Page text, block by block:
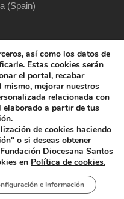
(Spain)
DIOCESANA
RIGHT RESERVED
AVISO LEGAL
POLÍTICA EXTERNA
así como los datos de
Estas cookies serán
el portal, recabar
mejorar nuestros
relacionada con
elaborado a partir de tus
de cookies haciendo
o si deseas obtener
Diocesana Santos
en Política de cookies.
e Información